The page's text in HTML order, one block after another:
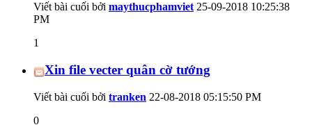
Viết bài cuối bởi maythucphamviet 25-09-2018 10:25:38
PM
1
Xin file vecter quân cờ tướng
Viết bài cuối bởi tranken 22-08-2018 05:15:50 PM
0